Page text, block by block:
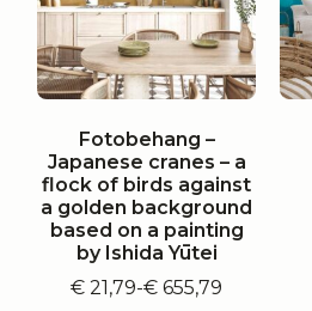
Fotobehang –
Japanese cranes – a
flock of birds against
a golden background
based on a painting
by Ishida Yūtei
€ 21,79-€ 655,79
Prijsklasse: